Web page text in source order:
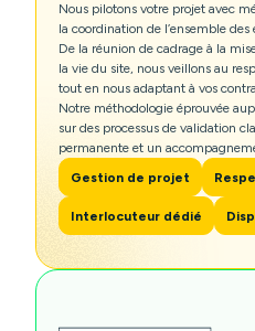
Nous pilotons votre projet avec
la coordination de l’ensemble
De la réunion de cadrage à la
la vie du site, nous veillons au
tout en nous adaptant à vos
Notre méthodologie éprouvée
sur des processus de validation
permanente et un
Gestion de projet
Interlocuteur dédié